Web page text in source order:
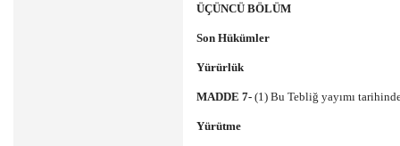
ÜÇÜNCÜ BÖLÜM
Son Hükümler
Yürürlük
MADDE 7- (1) Bu Tebliğ yayımı
Yürütme